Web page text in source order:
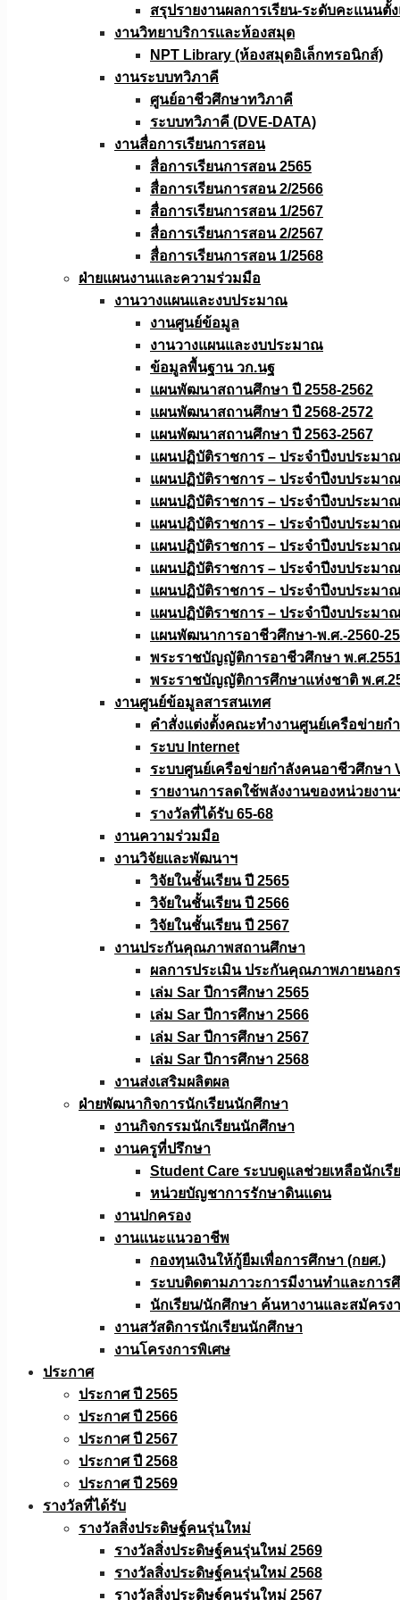
สรุปรายงานผลการเรียน-ระดับคะแนนตั้
งานวิทยาบริการเเละห้องสมุด
NPT Library (ห้องสมุดอิเล็กทรอนิกส์)
งานระบบทวิภาคี
ศูนย์อาชีวศึกษาทวิภาคี
ระบบทวิภาคี (DVE-DATA)
งานสื่อการเรียนการสอน
สื่อการเรียนการสอน 2565
สื่อการเรียนการสอน 2/2566
สื่อการเรียนการสอน 1/2567
สื่อการเรียนการสอน 2/2567
สื่อการเรียนการสอน 1/2568
ฝ่ายแผนงานเเละความร่วมมือ
งานวางแผนเเละงบประมาณ
งานศูนย์ข้อมูล
งานวางแผนและงบประมาณ
ข้อมูลพื้นฐาน วก.นฐ
แผนพัฒนาสถานศึกษา ปี 2558-2562
แผนพัฒนาสถานศึกษา ปี 2568-2572
แผนพัฒนาสถานศึกษา ปี 2563-2567
แผนปฏิบัติราชการ – ประจำปีงบประมา
แผนปฏิบัติราชการ – ประจำปีงบประมา
แผนปฏิบัติราชการ – ประจำปีงบประมา
แผนปฏิบัติราชการ – ประจำปีงบประมา
แผนปฏิบัติราชการ – ประจำปีงบประมา
แผนปฏิบัติราชการ – ประจำปีงบประมา
แผนปฏิบัติราชการ – ประจำปีงบประมา
แผนปฏิบัติราชการ – ประจำปีงบประมา
แผนพัฒนาการอาชีวศึกษา-พ.ศ.-2560-
พระราชบัญญัติการอาชีวศึกษา พ.ศ
พระราชบัญญัติการศึกษาแห่งชาติ พ.ศ
งานศูนย์ข้อมูลสารสนเทศ
คำสั่งแต่งตั้งคณะทำงานศูนย์เครือข่าย
ระบบ Internet
ระบบศูนย์เครือข่ายกำลังคนอาชีวศึกษา
รายงานการลดใช้พลังงานของหน่วยงา
รางวัลที่ได้รับ 65-68
งานความร่วมมือ
งานวิจัยเเละพัฒนาฯ
วิจัยในชั้นเรียน ปี 2565
วิจัยในชั้นเรียน ปี 2566
วิจัยในชั้นเรียน ปี 2567
งานประกันคุณภาพสถานศึกษา
ผลการประเมิน ประกันคุณภาพภายนอก
เล่ม Sar ปีการศึกษา 2565
เล่ม Sar ปีการศึกษา 2566
เล่ม Sar ปีการศึกษา 2567
เล่ม Sar ปีการศึกษา 2568
งานส่งเสริมผลิตผล
ฝ่ายพัฒนากิจการนักเรียนนักศึกษา
งานกิจกรรมนักเรียนนักศึกษา
งานครูที่ปรึกษา
Student Care ระบบดูแลช่วยเหลือนักเรี
หน่วยบัญชาการรักษาดินแดน
งานปกครอง
งานแนะแนวอาชีพ
กองทุนเงินให้กู้ยืมเพื่อการศึกษา (กยศ.)
ระบบติดตามภาวะการมีงานทำและการ
นักเรียน/นักศึกษา ค้นหางานและสมัครง
งานสวัสดิการนักเรียนนักศึกษา
งานโครงการพิเศษ
ประกาศ
ประกาศ ปี 2565
ประกาศ ปี 2566
ประกาศ ปี 2567
ประกาศ ปี 2568
ประกาศ ปี 2569
รางวัลที่ได้รับ
รางวัลสิ่งประดิษฐ์คนรุ่นใหม่
รางวัลสิ่งประดิษฐ์คนรุ่นใหม่ 2569
รางวัลสิ่งประดิษฐ์คนรุ่นใหม่ 2568
รางวัลสิ่งประดิษฐ์คนรุ่นใหม่ 2567